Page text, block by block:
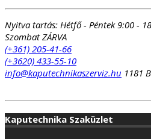
Nyitva tartás: Hétfő - Péntek 9:00 -
Szombat ZÁRVA
(+361) 205-41-66
(+3620) 433-55-10
info@kaputechnikaszerviz.hu 1181
Kaputechnika Szaküzlet